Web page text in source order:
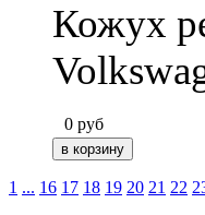
Кожух
0 руб
1 ... 16 17 18 19 20 21 22